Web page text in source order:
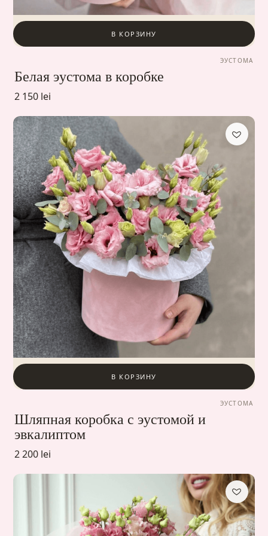
В КОРЗИНУ
ЭУСТОМА
Белая эустома в коробке
2 150 lei
В КОРЗИНУ
ЭУСТОМА
Шляпная коробка с эустомой и
эвкалиптом
2 200 lei